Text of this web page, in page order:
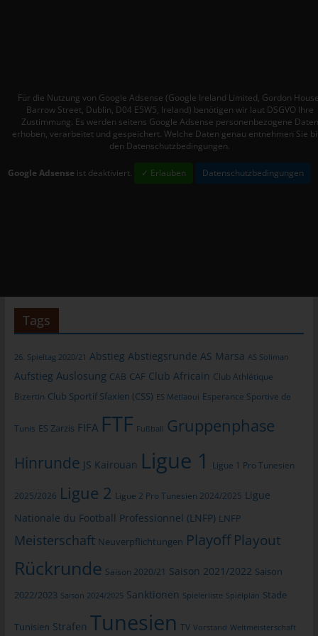
Für die Nutzung von Google Adsense (Google Ireland Limited, Gordon
Barrow Street, Dublin, D04 E5W5, Ireland) benötigen wir laut DSGVO Ihre
Zustimmung. Es werden seitens Google Adsense personenbezogene Daten
erhoben, verarbeitet und gespeichert. Welche Daten genau entnehmen Sie
den Datenschutzbedingungen.
Google Adsense ist deaktiviert. ✓ Erlauben Datenschutzbedingungen
Tags
26. Spieltag 2020/21 Abstieg Abstiegsrunde AS Marsa AS Soliman
Aufstieg Auslosung CAB CAF Club Africain Club Athlétique
Bizertin Club Sportif Sfaxien (CSS) ES Metlaoui Esperance Sportive de
Tunis ES Zarzis FIFA FTF Fußball Gruppenphase
Hinrunde JS Kairouan Ligue 1 Ligue 1 Pro Tunesien
2025/2026 Ligue 2 Ligue 2 Pro Tunesien 2024/2025 Ligue
Nationale du Football Professionnel (LNFP) LNFP
Meisterschaft Neuverpflichtungen Playoff Playout
Rückrunde Saison 2020/21 Saison 2021/2022 Saison
2022/2023 Saison 2024/2025 Sanktionen Spielerliste Spielplan Stade
Tunisien Strafen Tunesien TV Vorstand Weltmeisterschaft
dienen der Zurverfügungstellung der folgenden Leistungen:
Infrastruktur- und Plattformdienstleistungen, Rechenkapazität,
Speicherplatz und Datenbankdienste, Sicherheitsleistungen
sowie technische Wartungsleistungen, die wir zum Zwecke des
Betriebs dieses Onlineangebotes einsetzen.
Auftragsverarbeitungsvertrag).
Routinemäßige Löschung und Sperrung
von personenbezogenen Daten
Der für die Verarbeitung Verantwortliche verarbeitet und
speichert personenbezogene Daten der betroffenen Person nur
erforderlich ist oder sofern dies durch den Europäischen
Richtlinien- und Verordnungsgeber oder einen anderen
Gesetzgeber in Gesetzen oder Vorschriften, welchen der für die
Verarbeitung Verantwortliche unterliegt, vorgesehen wurde.
Entfällt der Speicherungszweck oder läuft eine vom
anderen zuständigen Gesetzgeber vorgeschriebene
Speicherfrist ab, werden die personenbezogenen Daten
gesperrt oder gelöscht.
a) Recht auf Bestätigung